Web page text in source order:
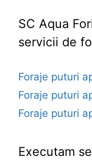
SC Aqua
servicii de
Foraje puturi
Foraje puturi
Foraje puturi
Executam